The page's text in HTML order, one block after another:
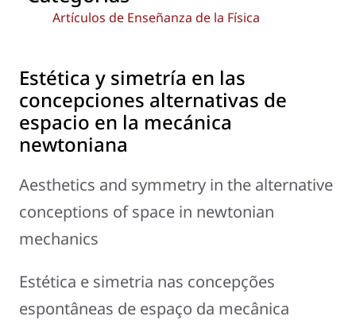
Artículos de Enseñanza de la Física
Estética y simetría en las
concepciones alternativas de
espacio en la mecánica
newtoniana
Aesthetics and symmetry in the alternative
conceptions of space in newtonian
mechanics
Estética e simetria nas concepções
espontâneas de espaço da mecânica